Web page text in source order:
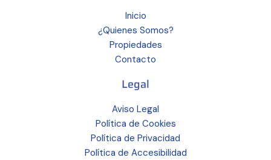
Inicio
¿Quienes Somos?
Propiedades
Contacto
Legal
Aviso Legal
Política de Cookies
Política de Privacidad
Política de Accesibilidad